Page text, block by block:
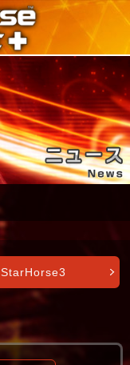
StarHorse3